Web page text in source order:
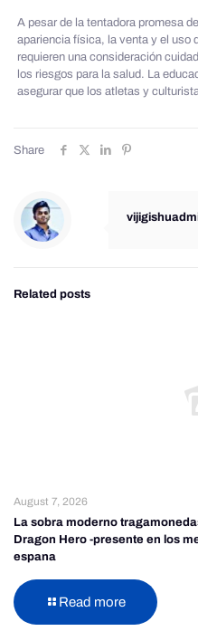
A pesar de la tentadora promesa
apariencia física, la venta y el uso
requieren una consideración
los riesgos para la salud. La
asegurar que los atletas y
Share
Related posts
August 7, 2026
La sobra moderno
Dragon Hero -presente en los
espana
Read more